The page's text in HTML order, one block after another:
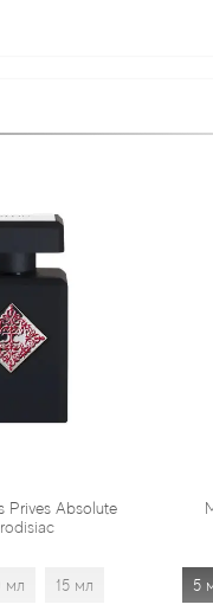
Mancera Cedrat Boise
5 мл 10 мл